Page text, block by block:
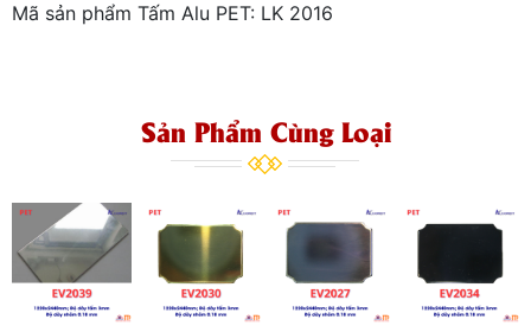
Mã sản phẩm Tấm Alu PET: LK 2016
Sản Phẩm Cùng Loại